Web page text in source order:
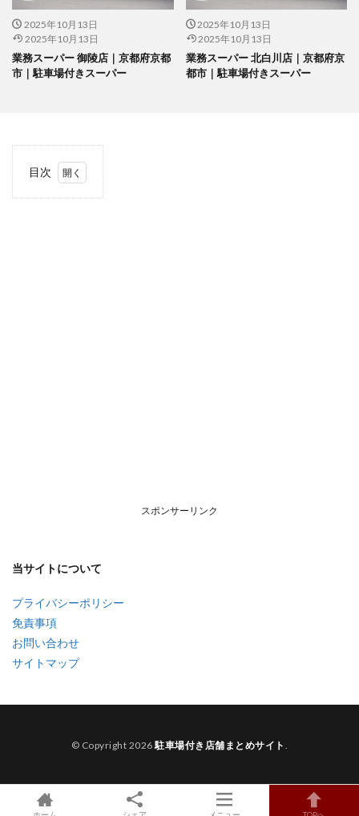
2025年10月13日
2025年10月13日
業務スーパー 御陵店｜京都府京都
市｜駐車場付きスーパー
2025年10月13日
2025年10月13日
業務スーパー 北白川店｜京都府京
都市｜駐車場付きスーパー
目次
スポンサーリンク
当サイトについて
プライバシーポリシー
免責事項
お問い合わせ
サイトマップ
© Copyright 2026駐車場付き店舗まとめサイト